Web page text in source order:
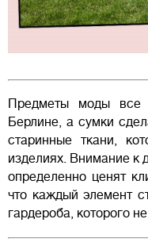
Предметы моды все
Берлине, а сумки
старинные ткани,
изделиях. Внимание к
определенно ценят
что каждый элемент
гардероба, которого